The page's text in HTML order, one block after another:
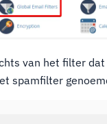
van het filter
spamfilter